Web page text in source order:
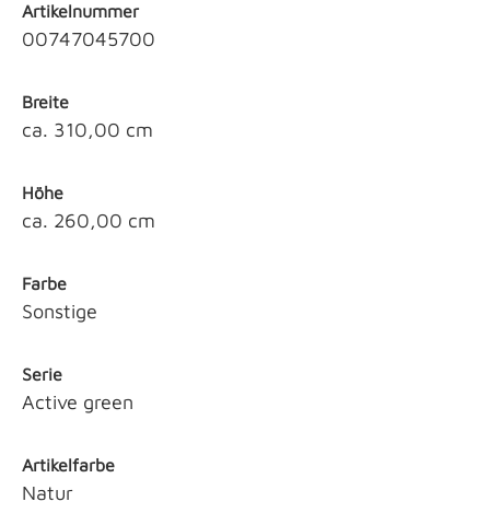
Artikelnummer
00747045700
Breite
ca. 310,00 cm
Höhe
ca. 260,00 cm
Farbe
Sonstige
Serie
Active green
Artikelfarbe
Natur